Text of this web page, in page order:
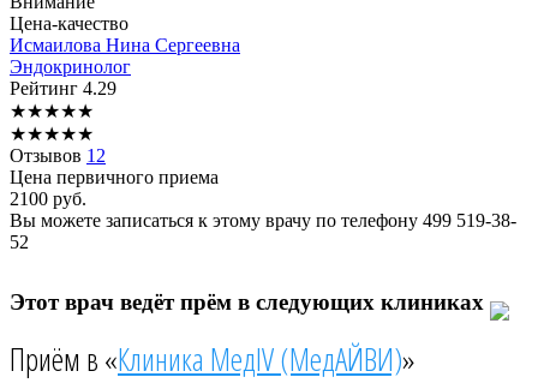
Цена-качество
Исмаилова Нина Сергеевна
Эндокринолог
Рейтинг 4.29
★★★★★
★★★★★
Отзывов 12
Цена первичного приема
2100 руб.
Вы можете записаться к этому врачу по телефону 499 519-38-
52
Этот врач ведёт прём в следующих клиниках
Приём в «Клиника МедIV (МедАЙВИ)»